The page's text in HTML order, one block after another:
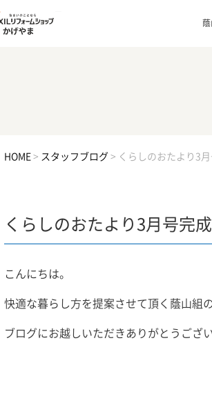
蔭
HOME > スタッフブログ > くらしのおたより3
くらしのおたより3月号完成
こんにちは。
快適な暮らし方を提案させて頂く蔭山組
ブログにお越しいただきありがとうござ